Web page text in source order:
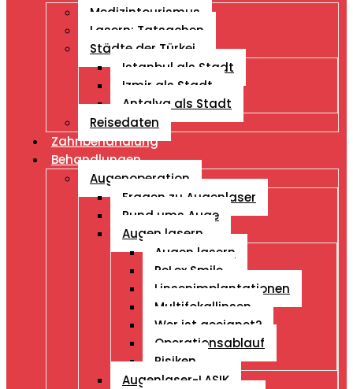
Medizintourismus
Lasern: Tatsachen
Städte der Türkei
Istanbul als Stadt
Izmir als Stadt
Antalya als Stadt
Reisedaten
Zahnbehandlung
Behandlungen
Augenoperation
Fragen zu Augenlaser
Rund ums Auge
Augen lasern
Augen lasern
ReLex Smile
Linsenimplantationen
Multifokallinsen
Wer ist geeignet?
Operationsablauf
Risiken
Augenlaser-LASIK